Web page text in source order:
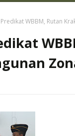
WBBM, Rutan